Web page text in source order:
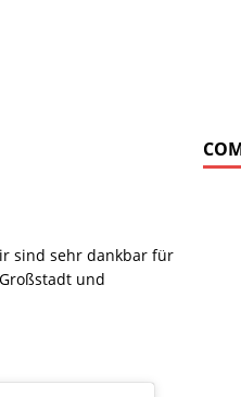
sind sehr dankbar für
und